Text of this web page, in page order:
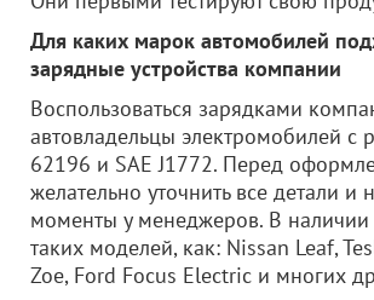
Для каких марок автомобилей
зарядные устройства компании
Воспользоваться зарядками
автовладельцы электромобилей с
62196 и SAE J1772. Перед
желательно уточнить все детали и
моменты у менеджеров. В наличии
таких моделей, как: Nissan Leaf,
Zoe, Ford Focus Electric и многих